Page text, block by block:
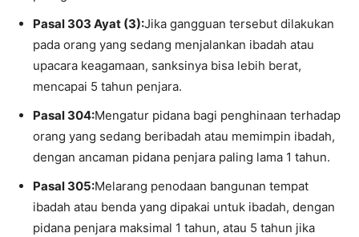
Pasal 303 Ayat (3):Jika gangguan tersebut dilakukan
pada orang yang sedang menjalankan ibadah atau
upacara keagamaan, sanksinya bisa lebih berat,
mencapai 5 tahun penjara.
Pasal 304:Mengatur pidana bagi penghinaan terhadap
orang yang sedang beribadah atau memimpin ibadah,
dengan ancaman pidana penjara paling lama 1 tahun.
Pasal 305:Melarang penodaan bangunan tempat
ibadah atau benda yang dipakai untuk ibadah, dengan
pidana penjara maksimal 1 tahun, atau 5 tahun jika